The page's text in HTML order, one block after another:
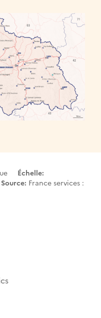
Échelle:
Source: France services :